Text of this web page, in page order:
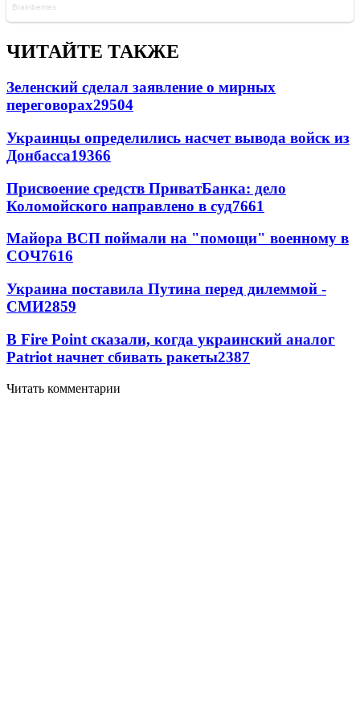
ЧИТАЙТЕ ТАКЖЕ
Зеленский сделал заявление о мирных
переговорах29504
Украинцы определились насчет вывода войск из
Донбасса19366
Присвоение средств ПриватБанка: дело
Коломойского направлено в суд7661
Майора ВСП поймали на "помощи" военному в
СОЧ7616
Украина поставила Путина перед дилеммой -
СМИ2859
В Fire Point сказали, когда украинский аналог
Patriot начнет сбивать ракеты2387
Читать комментарии